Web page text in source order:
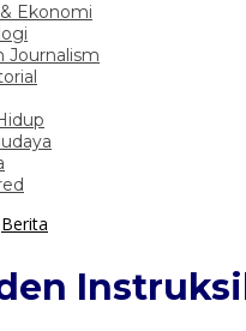
Ekonomi
Journalism
Berita
Pembangunan
Pelabuhan